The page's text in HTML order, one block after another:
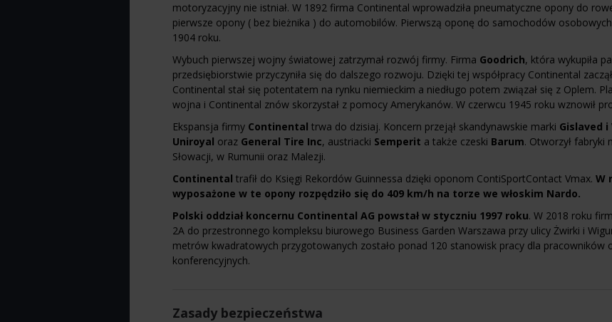
motoryzacyjny nie istniał. W 1892 firma Continental wprowadziła pneumatyczne opony do
pierwsze opony ( bez bieżnika ) do automobilów. Pierwszą oponę do samochodów
1904 roku.
Wybuch pierwszej wojny światowej zatrzymał rozwój firmy. Firma Goodrich, która wykupiła
przedsiębiorstwie przyczyniła się do dalszego rozwoju. Dzięki tej współpracy Continental
Continental stał się potentatem na rynku niemieckim a niedługo potem związał się z Oplem.
wojna i Continental znów skorzystał z pomocy Amerykanów. W czerwcu 1945 roku wznowił
Ekspansja firmy Continental trwa do dzisiaj. Koncern przejął skandynawskie marki Gislaved i
Uniroyal oraz General Tire Inc, austriacki Semperit a także czeski Barum. Otworzył fabryki
Słowacji, w Rumunii oraz Malezji.
Continental trafił do Księgi Rekordów Guinnessa dzięki oponom ContiSportContact Vmax. W
wyposażone w te opony rozpędziło się do 409 km/h na torze we włoskim Nardo.
Polski oddział koncernu Continental AG powstał w styczniu 1997 roku. W 2018 roku
2A do przestronnego kompleksu biurowego Business Garden Warszawa przy ulicy Żwirki i
metrów kwadratowych przygotowanych zostało ponad 120 stanowisk pracy dla pracowników
konferencyjnych.
Zasady bezpieczeństwa